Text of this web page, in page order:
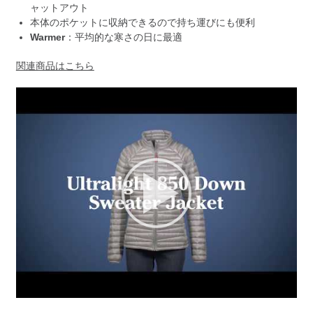
ャットアウト
本体のポケットに収納できるので持ち運びにも便利
Warmer：平均的な寒さの日に最適
関連商品はこちら